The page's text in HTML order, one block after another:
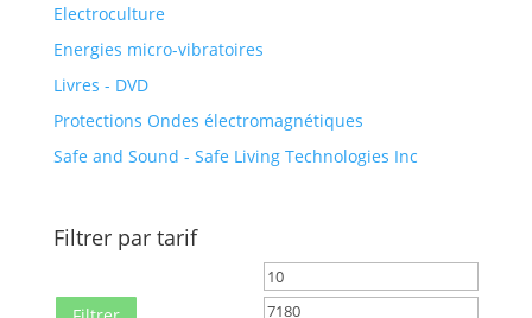
Electroculture
Energies micro-vibratoires
Livres - DVD
Protections Ondes électromagnétiques
Safe and Sound - Safe Living Technologies Inc
Filtrer par tarif
Prix
min